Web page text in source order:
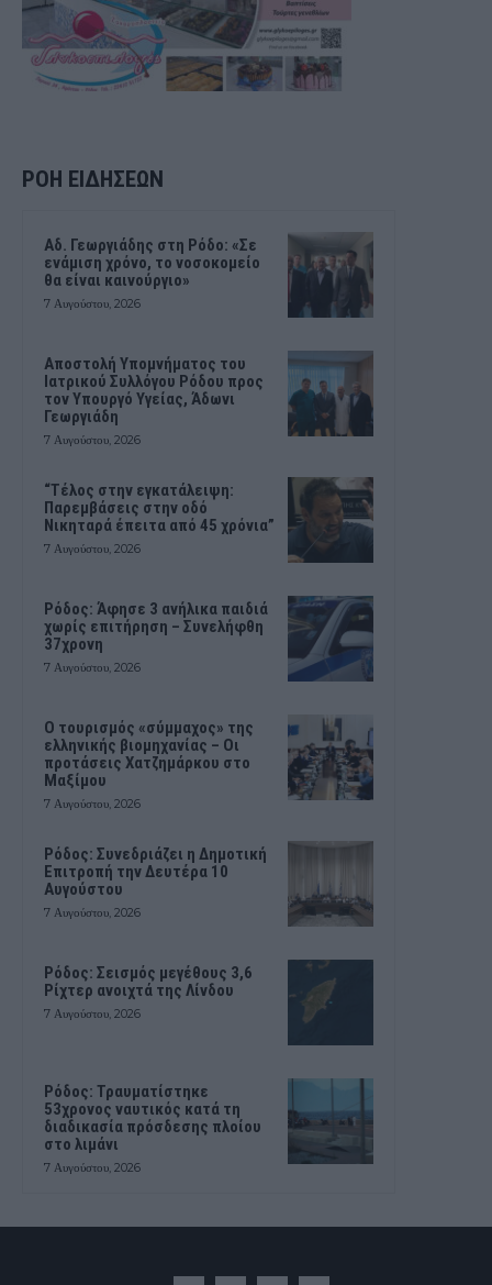
ΡΟΗ ΕΙΔΗΣΕΩΝ
Αδ. Γεωργιάδης στη Ρόδο: «Σε
ενάμιση χρόνο, το νοσοκομείο
θα είναι καινούργιο»
7 Αυγούστου, 2026
Αποστολή Υπομνήματος του
Ιατρικού Συλλόγου Ρόδου προς
τον Υπουργό Υγείας, Άδωνι
Γεωργιάδη
7 Αυγούστου, 2026
“Τέλος στην εγκατάλειψη:
Παρεμβάσεις στην οδό
Νικηταρά έπειτα από 45 χρόνια”
7 Αυγούστου, 2026
Ρόδος: Άφησε 3 ανήλικα παιδιά
χωρίς επιτήρηση – Συνελήφθη
37χρονη
7 Αυγούστου, 2026
Ο τουρισμός «σύμμαχος» της
ελληνικής βιομηχανίας – Οι
προτάσεις Χατζημάρκου στο
Μαξίμου
7 Αυγούστου, 2026
Ρόδος: Συνεδριάζει η Δημοτική
Επιτροπή την Δευτέρα 10
Αυγούστου
7 Αυγούστου, 2026
Ρόδος: Σεισμός μεγέθους 3,6
Ρίχτερ ανοιχτά της Λίνδου
7 Αυγούστου, 2026
Ρόδος: Τραυματίστηκε
53χρονος ναυτικός κατά τη
διαδικασία πρόσδεσης πλοίου
στο λιμάνι
7 Αυγούστου, 2026